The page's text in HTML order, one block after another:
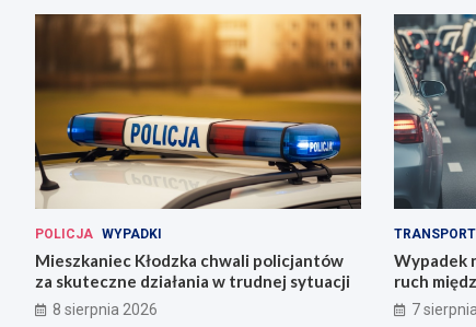
POLICJA WYPADKI
Mieszkaniec Kłodzka chwali policjantów
za skuteczne działania w trudnej sytuacji
8 sierpnia 2026
TRANSPORT
Wypadek
ruch
7